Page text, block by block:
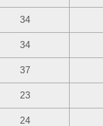
34
34
37
23
24